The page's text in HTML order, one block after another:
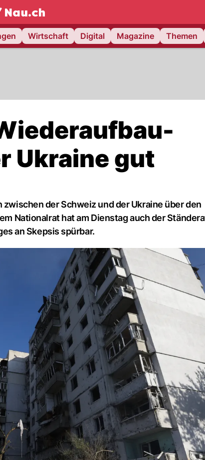
NAU.ch
Wirtschaft Digital Magazine Themen
Ukraine gut
der Schweiz und der Ukraine über den
Nationalrat hat am Dienstag auch der
an Skepsis spürbar.